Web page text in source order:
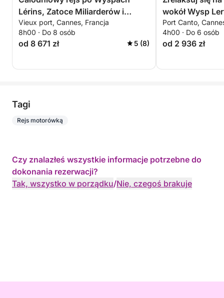
Lérins, Zatoce Miliarderów i
Théoule-sur-Mer
Vieux port, Cannes, Francja
8h00 · Do 8 osób
od 8 671 zł 5 (8)
wokół Wysp
godziny.
Port Canto,
4h00 · Do 6 osób
od 2 936 zł
Tagi
Rejs motorówką
Czy znalazłeś wszystkie informacje potrzebne do
dokonania rezerwacji?
Tak, wszystko w porządku/Nie, czegoś brakuje